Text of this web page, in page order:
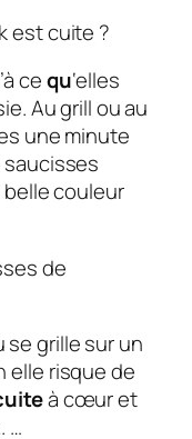
est cuite ?
cequ‘elles
Au grill ou au
une minute
belle couleur
de
se grille sur un
elle risque de
à cœur et
…